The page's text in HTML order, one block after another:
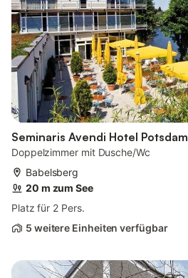
Seminaris Avendi Hotel Potsdam
Doppelzimmer mit Dusche/Wc
Babelsberg
20 m zum See
Platz für 2 Pers.
5 weitere Einheiten verfügbar